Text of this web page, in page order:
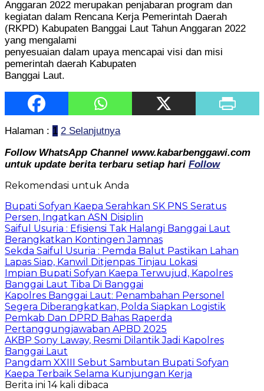
Anggaran 2022 merupakan penjabaran program dan
kegiatan dalam Rencana Kerja Pemerintah Daerah
(RKPD) Kabupaten Banggai Laut Tahun Anggaran 2022
yang mengalami
penyesuaian dalam upaya mencapai visi dan misi
pemerintah daerah Kabupaten
Banggai Laut.
Halaman : 1 2 Selanjutnya
Follow WhatsApp Channel www.kabarbenggawi.com
untuk update berita terbaru setiap hari Follow
Rekomendasi untuk Anda
Bupati Sofyan Kaepa Serahkan SK PNS Seratus
Persen, Ingatkan ASN Disiplin
Saiful Usuria : Efisiensi Tak Halangi Banggai Laut
Berangkatkan Kontingen Jamnas
Sekda Saiful Usuria : Pemda Balut Pastikan Lahan
Lapas Siap, Kanwil Ditjenpas Tinjau Lokasi
Impian Bupati Sofyan Kaepa Terwujud, Kapolres
Banggai Laut Tiba Di Banggai
Kapolres Banggai Laut: Penambahan Personel
Segera Diberangkatkan, Polda Siapkan Logistik
Pemkab Dan DPRD Bahas Raperda
Pertanggungjawaban APBD 2025
AKBP Sony Laway, Resmi Dilantik Jadi Kapolres
Banggai Laut
Pangdam XXIII Sebut Sambutan Bupati Sofyan
Kaepa Terbaik Selama Kunjungan Kerja
Berita ini 14 kali dibaca